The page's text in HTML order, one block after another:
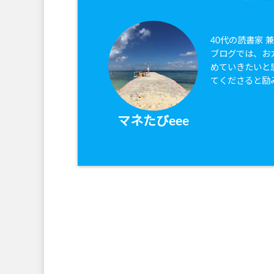
マネたびeee
40代の読書家
ブログでは、お
めていきたいと
てくださると励